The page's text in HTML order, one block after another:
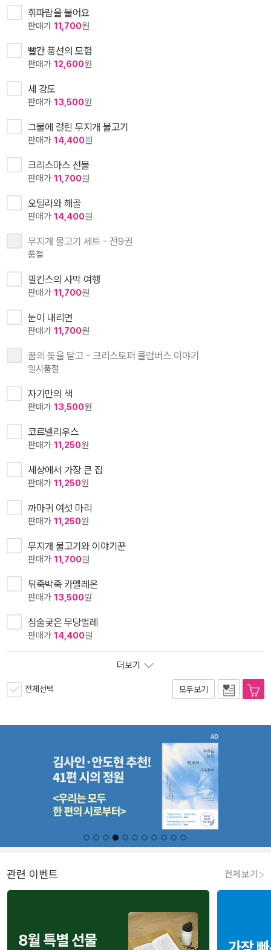
휘파람을 불어요
판매가 11,700원
빨간 풍선의 모험
판매가 12,600원
세 강도
판매가 13,500원
그물에 걸린 무지개 물고기
판매가 14,400원
크리스마스 선물
판매가 11,700원
오틸라와 해골
판매가 14,400원
무지개 물고기 세트 - 전9권
품절
필킨스의 사막 여행
판매가 11,700원
눈이 내리면
판매가 11,700원
꿈의 돛을 달고 - 크리스토퍼 콜럼버스 이야기
일시품절
자기만의 색
판매가 13,500원
코르넬리우스
판매가 11,250원
세상에서 가장 큰 집
판매가 11,250원
까마귀 여섯 마리
판매가 11,250원
무지개 물고기와 이야기꾼
판매가 11,700원
뒤죽박죽 카멜레온
판매가 13,500원
심술궂은 무당벌레
판매가 14,400원
더보기
전체선택 모두보기
관련 이벤트 전체보기